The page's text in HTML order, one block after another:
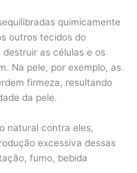
quimicamente
outros tecidos do
as células e os
Na pele, por exemplo, as
firmeza, resultando
da pele.
natural contra eles,
excessiva dessas
fumo, bebida